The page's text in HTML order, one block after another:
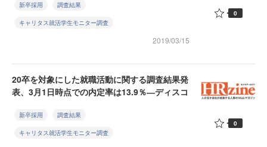
新卒採用 調査結果
キャリタス就活学生モニター調査
2019/03/15
0
20卒を対象にした就職活動に関する調査結果発
表、3月1日時点での内定率は13.9％―ディスコ
新卒採用 調査結果
キャリタス就活学生モニター調査
0